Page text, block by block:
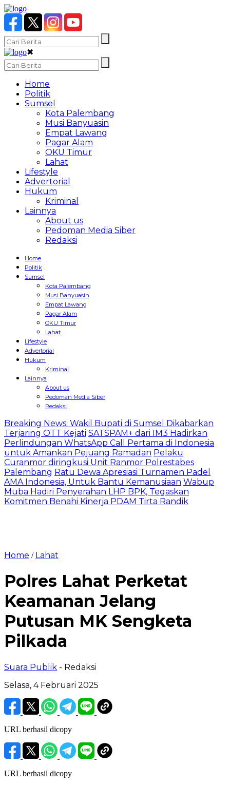
✖
Home
Politik
Sumsel
Kota Palembang
Musi Banyuasin
Empat Lawang
Pagar Alam
OKU Timur
Lahat
Lifestyle
Advertorial
Hukum
Kriminal
Lainnya
About us
Pedoman Media Siber
Redaksi
Home
Politik
Sumsel
Kota Palembang
Musi Banyuasin
Empat Lawang
Pagar Alam
OKU Timur
Lahat
Lifestyle
Advertorial
Hukum
Kriminal
Lainnya
About us
Pedoman Media Siber
Redaksi
Breaking News: Wakil Bupati di Sumsel Dikabarkan
Terjaring OTT Kejati SATSPAM+ dari IM3 Hadirkan
Perlindungan WhatsApp Call Pertama di Indonesia
untuk Amankan Pejuang Ramadan Pelaku
Curanmor diringkusi Unit Ranmor Polrestabes
Palembang Ratu Dewa Apresiasi Turnamen Padel
AMA Indonesia, Untuk Bantu Kemanusiaan Wabup
Muba Hadiri Penyerahan LHP BPK, Tegaskan
Komitmen Benahi Kinerja PDAM Tirta Randik
Home / Lahat
Polres Lahat Perketat
Keamanan Jelang
Putusan MK Sengketa
Pilkada
Suara Publik - Redaksi
Selasa, 4 Februari 2025
URL berhasil dicopy
URL berhasil dicopy